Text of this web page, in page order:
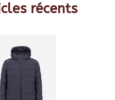
récents